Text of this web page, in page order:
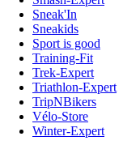
Sneak'In
Sneakids
Sport is good
Training-Fit
Trek-Expert
Triathlon-Expert
TripNBikers
Vélo-Store
Winter-Expert